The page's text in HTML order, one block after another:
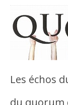
Les échos